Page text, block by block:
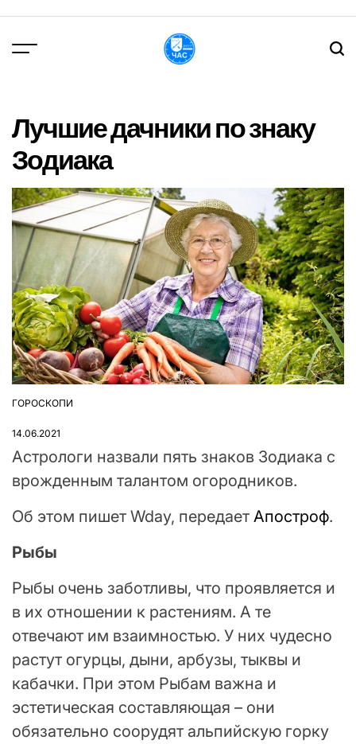
вмісту
Лучшие дачники по знаку
Зодиака
ОПУБЛІКУВАТИ
ГОРОСКОПИ
14.06.2021
Астрологи назвали пять знаков Зодиака с
врожденным талантом огородников.
Об этом пишет Wday, передает Апостроф.
Рыбы
Рыбы очень заботливы, что проявляется и
в их отношении к растениям. А те
отвечают им взаимностью. У них чудесно
растут огурцы, дыни, арбузы, тыквы и
кабачки. При этом Рыбам важна и
эстетическая составляющая – они
обязательно соорудят альпийскую горку